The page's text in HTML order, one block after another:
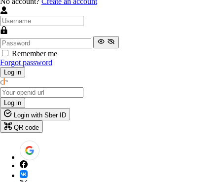
Remember me
Forgot password
Log in
Log in
Login with Sber ID
QR code